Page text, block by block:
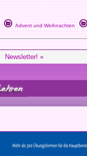
Advent und Weihnachten
Newsletter! »